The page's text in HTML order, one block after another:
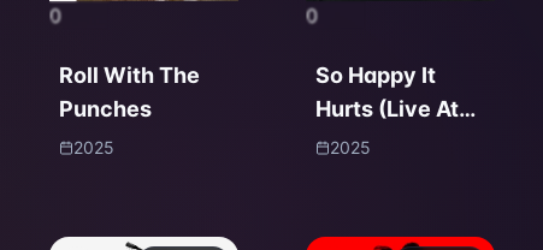
0
Roll With The
Punches
2025
0
So Happy It
Hurts (Live At
The Royal
2025